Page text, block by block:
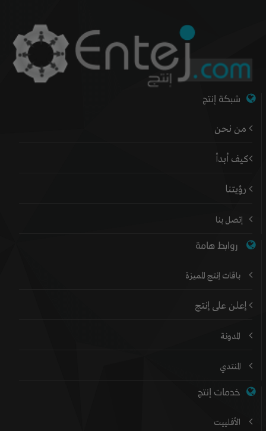
شبكة إنتج
من نحن
كيف أبدأ
رؤيتنا
إتصل بنا
روابط هامة
باقات إنتج المميزة
إعلن على إنتج
المدونة
المنتدي
خدمات إنتج
الأفلييت